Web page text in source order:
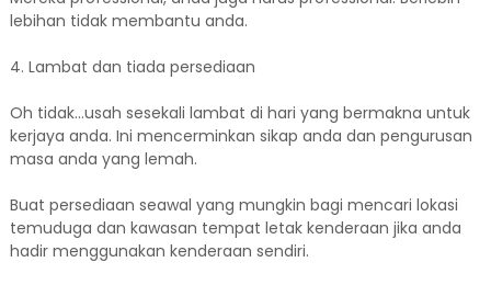
lebihan tidak membantu anda.
4. Lambat dan tiada persediaan
Oh tidak…usah sesekali lambat di hari yang bermakna untuk
kerjaya anda. Ini mencerminkan sikap anda dan pengurusan
masa anda yang lemah.
Buat persediaan seawal yang mungkin bagi mencari lokasi
temuduga dan kawasan tempat letak kenderaan jika anda
hadir menggunakan kenderaan sendiri.